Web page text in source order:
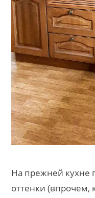
На прежней кухне
оттенки (впрочем,